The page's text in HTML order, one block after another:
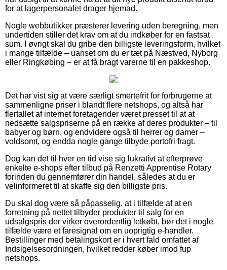
for at lagerpersonalet drager hjemad.
Nogle webbutikker præsterer levering uden beregning, men
undertiden stiller det krav om at du indkøber for en fastsat
sum. I øvrigt skal du gribe den billigste leveringsform, hvilket
i mange tilfælde – uanset om du er tæt på Næstved, Nyborg
eller Ringkøbing – er at få bragt varerne til en pakkeshop.
Det har vist sig at være særligt smertefrit for forbrugerne at
sammenligne priser i blandt flere netshops, og altså har
flertallet af internet foretagender været presset til at at
nedsætte salgspriserne på en række af deres produkter – til
babyer og børn, og endvidere også til herrer og damer –
voldsomt, og endda nogle gange tilbyde portofri fragt.
Dog kan det til hver en tid vise sig lukrativt at efterprøve
enkelte e-shops efter tilbud på Renzetti Apprentise Rotary
forinden du gennemfører din handel, således at du er
velinformeret til at skaffe sig den billigste pris.
Du skal dog være så påpasselig, at i tilfælde af at en
forretning på nettet tilbyder produkter til salg for en
udsalgspris der virker overordentlig letkøbt, bør det i nogle
tilfælde være et faresignal om en uoprigtig e-handler.
Bestillinger med betalingskort er i hvert fald omfattet af
Indsigelsesordningen, hvilket redder køber imod fup
netshops.